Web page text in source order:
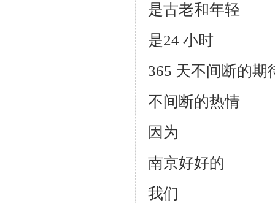
是古老和年轻
是24 小时
365 天不间断的期
不间断的热情
因为
南京好好的
我们